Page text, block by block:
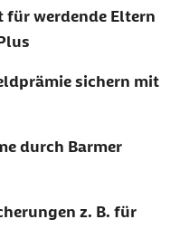
für werdende Eltern
sichern mit
durch Barmer
z. B. für